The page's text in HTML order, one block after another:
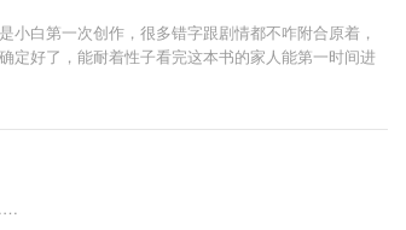
白第一次创作，很多错字跟剧情都不咋附合原着，
定好了，能耐着性子看完这本书的家人能第一时间进